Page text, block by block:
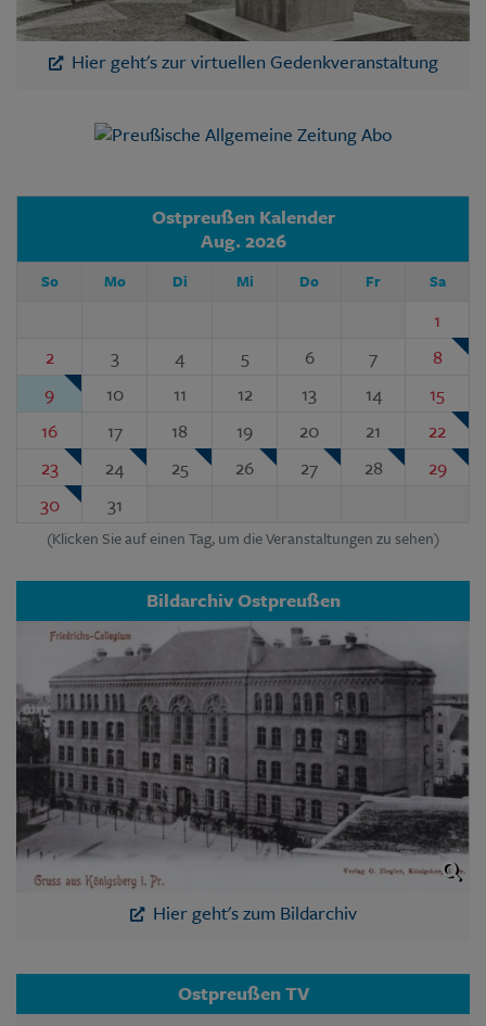
Hier geht's zur virtuellen Gedenkveranstaltung
Ostpreußen Kalender
Aug. 2026
So Mo Di Mi Do Fr Sa
1
2
3 4 5 6 7
8
9
10 11 12 13 14
15
16
17 18 19 20 21
22
23
24 25 26 27 28
29
30
31
(Klicken Sie auf einen Tag, um die Veranstaltungen zu sehen)
Bildarchiv Ostpreußen
Hier geht's zum Bildarchiv
Ostpreußen TV